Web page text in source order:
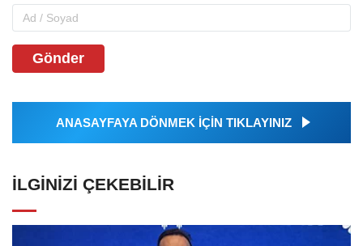
Gönder
ANASAYFAYA DÖNMEK İÇİN TIKLAYINIZ
İLGINIZI ÇEKEBILIR